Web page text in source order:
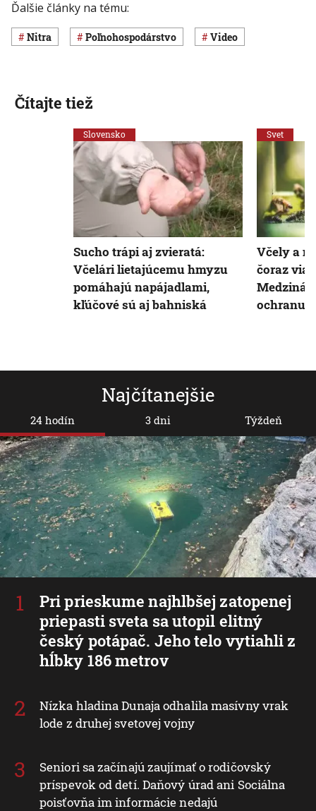
Ďalšie články na tému:
Nitra poľnohospodárstvo Video
Najčítanejšie
24 hodín
Pri prieskume najhlbšej zatopenej
priepasti sveta sa utopil elitný
český potápač. Jeho telo vytiahli z
hĺbky 186 metrov
Nízka hladina Dunaja odhalila masívny vrak
lode z druhej svetovej vojny
Seniori sa začínajú zaujímať o rodičovský
príspevok od detí. Daňový úrad ani Sociálna
poisťovňa im informácie nedajú
3 dni Týždeň
Čítajte tiež
Slovensko
Sucho trápi aj zvieratá:
Včelári lietajúcemu hmyzu
pomáhajú napájadlami,
kľúčové sú aj bahniská
Svet
Včely a
čoraz
ochranu